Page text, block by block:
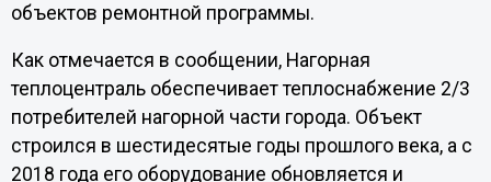
объектов ремонтной программы.
Как отмечается в сообщении, Нагорная
теплоцентраль обеспечивает теплоснабжение 2/3
потребителей нагорной части города. Объект
строился в шестидесятые годы прошлого века, а с
2018 года его оборудование обновляется и